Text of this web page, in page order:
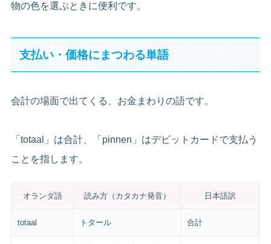
物の色を選ぶときに便利です。
支払い・価格にまつわる単語
会計の場面で出てくる、お金まわりの語です。
「totaal」は合計、「pinnen」はデビットカードで支払う
ことを指します。
オランダ語 読み方（カタカナ発音） 日本語訳
totaal トタール 合計